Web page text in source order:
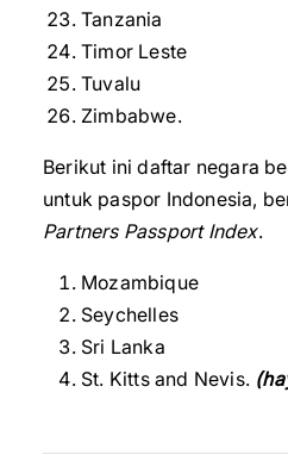
Tanzania
Timor Leste
Tuvalu
Zimbabwe.
Berikut ini daftar negara
untuk paspor Indonesia,
Partners Passport Index.
Mozambique
Seychelles
Sri Lanka
St. Kitts and Nevis.